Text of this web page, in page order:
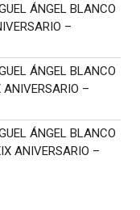
ÁNGEL BLANCO
–
ÁNGEL BLANCO
–
ÁNGEL BLANCO
ANIVERSARIO –